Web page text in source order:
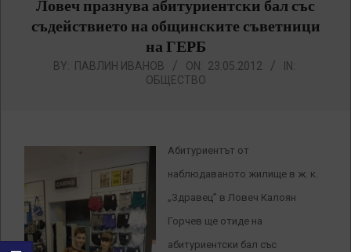
Ловеч празнува абитуриентски бал със
съдействието на общинските съветници
на ГЕРБ
BY: ПАВЛИН ИВАНОВ ON: 23.05.2012
IN:
ОБЩЕСТВО
Абитуриентът от
наблюдаваното жилище в ж. к.
„Здравец” в Ловеч Калоян
Горчев ще отиде на
абитуриентски бал със